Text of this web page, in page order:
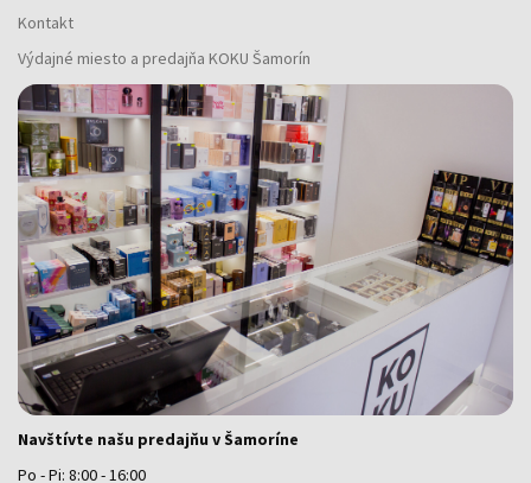
Kontakt
Výdajné miesto a predajňa KOKU Šamorín
Navštívte našu predajňu v Šamoríne
Po - Pi: 8:00 - 16:00